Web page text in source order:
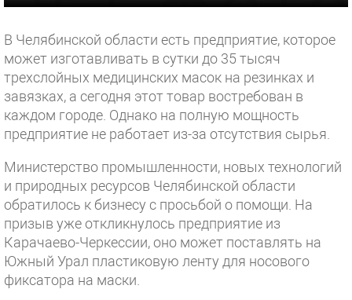
В Челябинской области есть предприятие, которое
может изготавливать в сутки до 35 тысяч
трехслойных медицинских масок на резинках и
завязках, а сегодня этот товар востребован в
каждом городе. Однако на полную мощность
предприятие не работает из-за отсутствия сырья.
Министерство промышленности, новых технологий
и природных ресурсов Челябинской области
обратилось к бизнесу с просьбой о помощи. На
призыв уже откликнулось предприятие из
Карачаево-Черкессии, оно может поставлять на
Южный Урал пластиковую ленту для носового
фиксатора на маски.